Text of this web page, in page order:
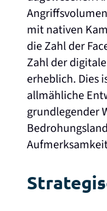
mit nativen
die Zahl der
Zahl der
erheblich. Dies
allmähliche
grundlegender